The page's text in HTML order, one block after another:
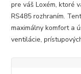
pre váš Loxém, ktoré
RS485 rozhraním.
maximálny komfort a
ventilácie,